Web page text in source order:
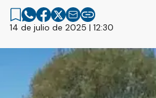
14 de julio de 2025 | 12:30